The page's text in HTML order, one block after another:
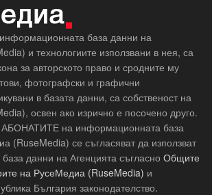
база данни на
и технологиите използвани в нея, са
за авторското право и сродните му
фотографски и графични
в базата данни, са собственост на
освен ако изрично е посочено друго.
на информационната база
(RuseMedia) се съгласяват да използват
данни на Агенцията съгласно Общите
на РусеМедиа (RuseMedia) и
България законодателство.